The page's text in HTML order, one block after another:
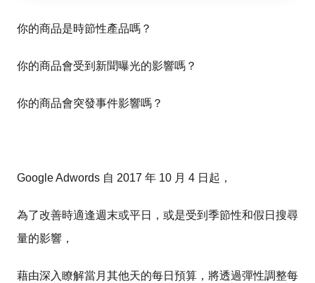
你的商品是時節性產品嗎？
你的商品會受到新聞曝光的影響嗎？
你的商品會突發事件影響嗎？
Google Adwords 自 2017 年 10 月 4 日起，
為了改善時適逢週末或平日，或是受到季節性和假日搜尋
量的影響，
藉由深入瞭解當月其他天的每日預算，將透過彈性調整每